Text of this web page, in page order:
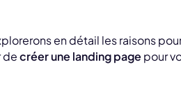
en détail les raisons
decréer une landing page pour